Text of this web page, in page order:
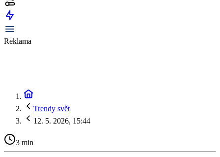
Reklama
Trendy svět
12. 5. 2026, 15:44
3 min